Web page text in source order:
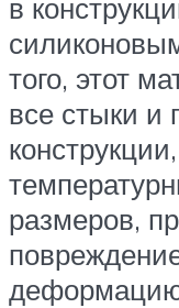
в
того, этот
все стыки и
размеров,